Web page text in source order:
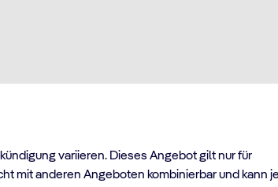
variieren. Dieses Angebot gilt nur für
mit anderen Angeboten kombinierbar und kann